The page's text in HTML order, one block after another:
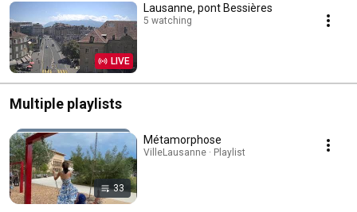
LIVE
Lausanne, pont Bessières
5 watching
Multiple playlists
33
Métamorphose
VilleLausanne · Playlist